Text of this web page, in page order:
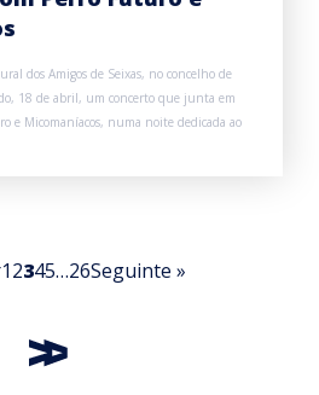
dos Amigos de Seixas, no concelho de
18 de abril, um concerto que junta em
e Micomaníacos, numa noite dedicada ao
12345…26Seguinte »